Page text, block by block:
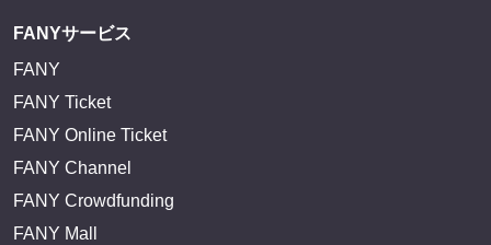
FANYサービス
FANY
FANY Ticket
FANY Online Ticket
FANY Channel
FANY Crowdfunding
FANY Mall